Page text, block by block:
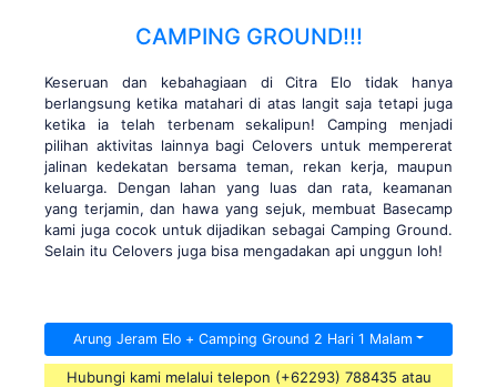
CAMPING GROUND!!!
Keseruan dan kebahagiaan di Citra Elo tidak hanya
berlangsung ketika matahari di atas langit saja tetapi juga
ketika ia telah terbenam sekalipun! Camping menjadi
pilihan aktivitas lainnya bagi Celovers untuk mempererat
jalinan kedekatan bersama teman, rekan kerja, maupun
keluarga. Dengan lahan yang luas dan rata, keamanan
yang terjamin, dan hawa yang sejuk, membuat Basecamp
kami juga cocok untuk dijadikan sebagai Camping Ground.
Selain itu Celovers juga bisa mengadakan api unggun loh!
Arung Jeram Elo + Camping Ground 2 Hari 1 Malam
Hubungi kami melalui telepon (+62293) 788435 atau